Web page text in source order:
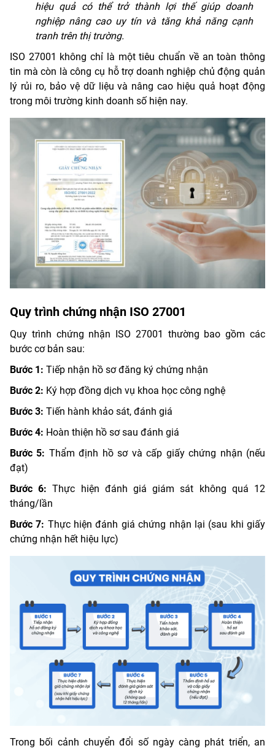
hiệu quả có thể trở thành lợi thế giúp doanh
nghiệp nâng cao uy tín và tăng khả năng cạnh
tranh trên thị trường.
ISO 27001 không chỉ là một tiêu chuẩn về an toàn thông
tin mà còn là công cụ hỗ trợ doanh nghiệp chủ động quản
lý rủi ro, bảo vệ dữ liệu và nâng cao hiệu quả hoạt động
trong môi trường kinh doanh số hiện nay.
Quy trình chứng nhận ISO 27001
Quy trình chứng nhận ISO 27001 thường bao gồm các
bước cơ bản sau:
Bước 1: Tiếp nhận hồ sơ đăng ký chứng nhận
Bước 2: Ký hợp đồng dịch vụ khoa học công nghệ
Bước 3: Tiến hành khảo sát, đánh giá
Bước 4: Hoàn thiện hồ sơ sau đánh giá
Bước 5: Thẩm định hồ sơ và cấp giấy chứng nhận (nếu
đạt)
Bước 6: Thực hiện đánh giá giám sát không quá 12
tháng/lần
Bước 7: Thực hiện đánh giá chứng nhận lại (sau khi giấy
chứng nhận hết hiệu lực)
Trong bối cảnh chuyển đổi số ngày càng phát triển, an